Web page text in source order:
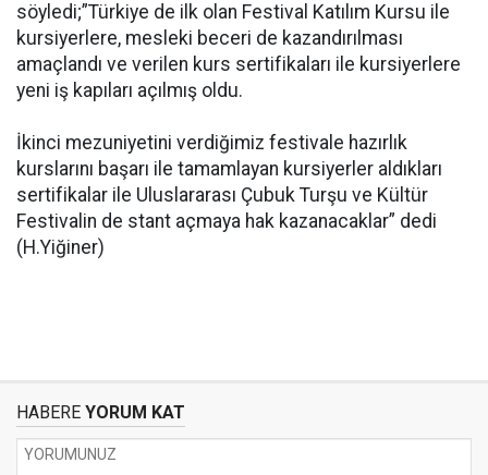
söyledi;”Türkiye de ilk olan Festival Katılım Kursu ile
kursiyerlere, mesleki beceri de kazandırılması
amaçlandı ve verilen kurs sertifikaları ile kursiyerlere
yeni iş kapıları açılmış oldu.
İkinci mezuniyetini verdiğimiz festivale hazırlık
kurslarını başarı ile tamamlayan kursiyerler aldıkları
sertifikalar ile Uluslararası Çubuk Turşu ve Kültür
Festivalin de stant açmaya hak kazanacaklar” dedi
(H.Yiğiner)
HABERE YORUM KAT